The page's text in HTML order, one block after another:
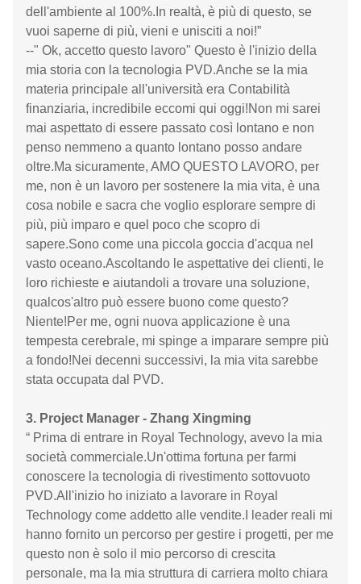
dell'ambiente al 100%.In realtà, è più di questo, se
vuoi saperne di più, vieni e unisciti a noi!”
--" Ok, accetto questo lavoro" Questo è l'inizio della
mia storia con la tecnologia PVD.Anche se la mia
materia principale all'università era Contabilità
finanziaria, incredibile eccomi qui oggi!Non mi sarei
mai aspettato di essere passato così lontano e non
penso nemmeno a quanto lontano posso andare
oltre.Ma sicuramente, AMO QUESTO LAVORO, per
me, non è un lavoro per sostenere la mia vita, è una
cosa nobile e sacra che voglio esplorare sempre di
più, più imparo e quel poco che scopro di
sapere.Sono come una piccola goccia d'acqua nel
vasto oceano.Ascoltando le aspettative dei clienti, le
loro richieste e aiutandoli a trovare una soluzione,
qualcos'altro può essere buono come questo?
Niente!Per me, ogni nuova applicazione è una
tempesta cerebrale, mi spinge a imparare sempre più
a fondo!Nei decenni successivi, la mia vita sarebbe
stata occupata dal PVD.
3. Project Manager - Zhang Xingming
“ Prima di entrare in Royal Technology, avevo la mia
società commerciale.Un'ottima fortuna per farmi
conoscere la tecnologia di rivestimento sottovuoto
PVD.All'inizio ho iniziato a lavorare in Royal
Technology come addetto alle vendite.I leader reali mi
hanno fornito un percorso per gestire i progetti, per me
questo non è solo il mio percorso di crescita
personale, ma la mia struttura di carriera molto chiara